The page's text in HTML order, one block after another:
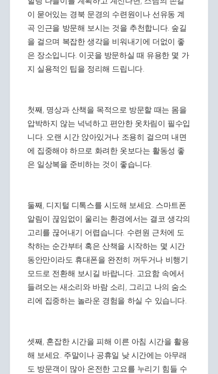
이 묻어있는 경북 문경의 수련원이나 선유동 계
곡 인근을 방문해 보시는 것을 추천합니다. 숲길
을 걸으며 복잡한 생각을 비워내기에 더없이 좋
은 장소입니다. 이곳을 방문하실 때 유용한 몇 가
지 실용적인 팁을 정리해 드립니다.
첫째, 명상과 산책을 목적으로 방문할 때는 몸을
압박하지 않는 넉넉하고 편안한 옷차림이 필수입
니다. 오랜 시간 앉아있거나 조용히 걸으며 내면
에 집중해야 하므로 화려한 옷보다는 활동성 좋
은 일상복을 준비하는 것이 좋습니다.
둘째, 디지털 디톡스를 시도해 보세요. 스마트폰
알림이 끊임없이 울리는 환경에서는 결코 생각의
고리를 끊어내기 어렵습니다. 수련원 근처에 도
착하는 순간부터 혹은 산책을 시작하는 몇 시간
동안만이라도 휴대폰을 완전히 꺼두거나 비행기
모드로 전환해 보시길 바랍니다. 고요함 속에서
들려오는 새소리와 바람 소리, 그리고 나의 숨소
리에 집중하는 놀라운 경험을 하실 수 있습니다.
셋째, 혼잡한 시간을 피해 이른 아침 시간을 활용
해 보세요. 주말이나 공휴일 낮 시간에는 아무래
도 방문객이 많아 온전한 고요를 누리기 힘들 수